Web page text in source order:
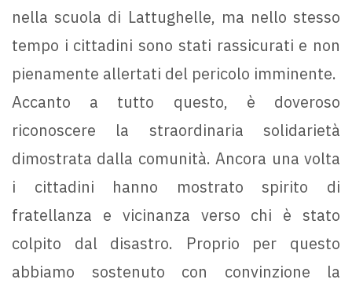
nella scuola di Lattughelle, ma nello stesso
tempo i cittadini sono stati rassicurati e non
pienamente allertati del pericolo imminente.
Accanto a tutto questo, è doveroso
riconoscere la straordinaria solidarietà
dimostrata dalla comunità. Ancora una volta
i cittadini hanno mostrato spirito di
fratellanza e vicinanza verso chi è stato
colpito dal disastro. Proprio per questo
abbiamo sostenuto con convinzione la